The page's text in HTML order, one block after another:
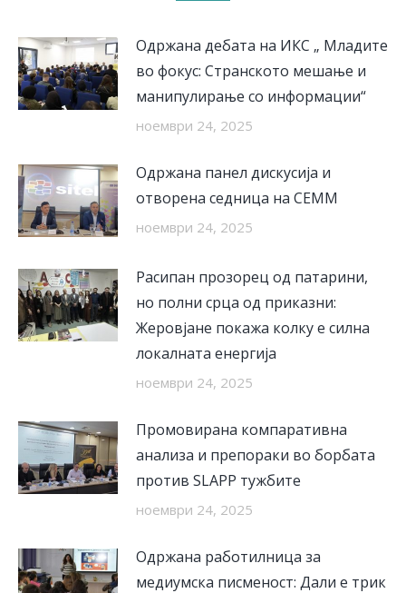
Одржана дебата на ИКС „ Младите
во фокус: Странското мешање и
манипулирање со информации“
ноември 24, 2025
Одржана панел дискусија и
отворена седница на СЕММ
ноември 24, 2025
Расипан прозорец од патарини,
но полни срца од приказни:
Жеровјане покажа колку е силна
локалната енергија
ноември 24, 2025
Промовирана компаративна
анализа и препораки во борбата
против SLAPP тужбите
ноември 24, 2025
Одржана работилница за
медиумска писменост: Дали е трик